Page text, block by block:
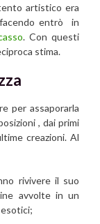
artistico era
entrò in
. Con questi
stima.
per assaporarla
, dai primi
creazioni. Al
rivivere il suo
avvolte in un